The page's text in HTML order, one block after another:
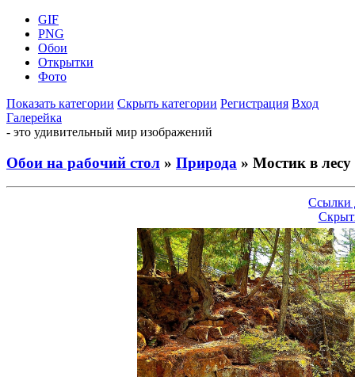
GIF
PNG
Обои
Открытки
Фото
Показать категории Скрыть категории Регистрация Вход
Галерейка
- это удивительный мир изображений
Обои на рабочий стол » Природа » Мостик в лесу
Ссылки